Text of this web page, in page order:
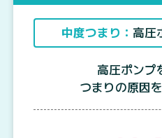
中度つまり： 高圧
高圧ポンプ
つまりの原因